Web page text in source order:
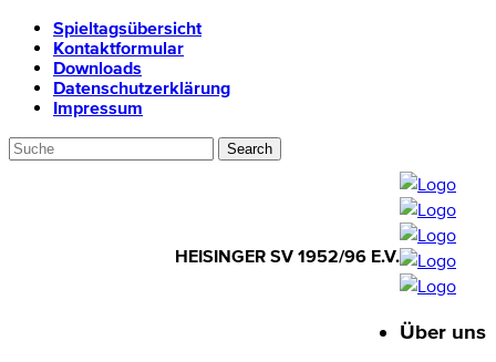
Spieltagsübersicht
Kontaktformular
Downloads
Datenschutzerklärung
Impressum
HEISINGER SV 1952/96 E.V.
Über uns